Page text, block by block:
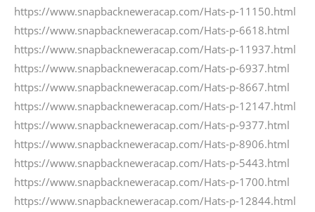
https://www.snapbackneweracap.com/Hats-p-11150.html
https://www.snapbackneweracap.com/Hats-p-6618.html
https://www.snapbackneweracap.com/Hats-p-11937.html
https://www.snapbackneweracap.com/Hats-p-6937.html
https://www.snapbackneweracap.com/Hats-p-8667.html
https://www.snapbackneweracap.com/Hats-p-12147.html
https://www.snapbackneweracap.com/Hats-p-9377.html
https://www.snapbackneweracap.com/Hats-p-8906.html
https://www.snapbackneweracap.com/Hats-p-5443.html
https://www.snapbackneweracap.com/Hats-p-1700.html
https://www.snapbackneweracap.com/Hats-p-12844.html